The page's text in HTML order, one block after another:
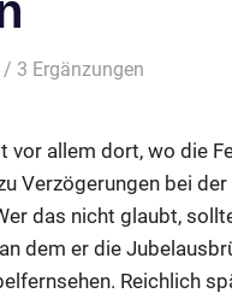
/ 3 Ergänzungen
allem dort, wo die
Verzögerungen bei
das nicht glaubt,
dem er die
Reichlich